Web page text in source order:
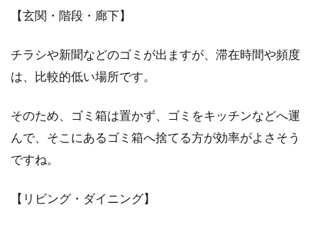
【玄関・階段・廊下】
チラシや新聞などのゴミが出ますが、滞在時間や頻度
は、比較的低い場所です。
そのため、ゴミ箱は置かず、ゴミをキッチンなどへ運
んで、そこにあるゴミ箱へ捨てる方が効率がよさそう
ですね。
【リビング・ダイニング】